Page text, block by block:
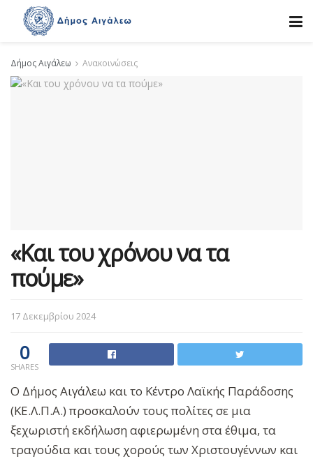
Δήμος Αιγάλεω Ανακοινώσεις
«Και του χρόνου να τα
πούμε»
17 Δεκεμβρίου 2024
0
SHARES
Ο Δήμος Αιγάλεω και το Κέντρο Λαϊκής Παράδοσης
(ΚΕ.Λ.Π.Α.) προσκαλούν τους πολίτες σε μια
ξεχωριστή εκδήλωση αφιερωμένη στα έθιμα, τα
τραγούδια και τους χορούς των Χριστουγέννων και